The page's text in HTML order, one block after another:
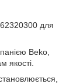
для
Beko,
якості.